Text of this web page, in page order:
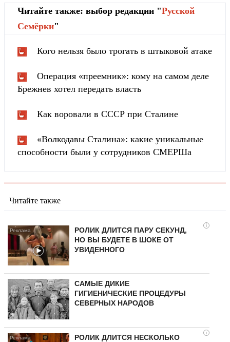
Читайте также: выбор редакции "Русской
Cемёрки"
Кого нельзя было трогать в штыковой атаке
Операция «преемник»: кому на самом деле
Брежнев хотел передать власть
Как воровали в СССР при Сталине
«Волкодавы Сталина»: какие уникальные
способности были у сотрудников СМЕРШа
Читайте также
i
РОЛИК ДЛИТСЯ ПАРУ СЕКУНД,
НО ВЫ БУДЕТЕ В ШОКЕ ОТ
УВИДЕННОГО
САМЫЕ ДИКИЕ
ГИГИЕНИЧЕСКИЕ ПРОЦЕДУРЫ
СЕВЕРНЫХ НАРОДОВ
i
РОЛИК ДЛИТСЯ НЕСКОЛЬКО